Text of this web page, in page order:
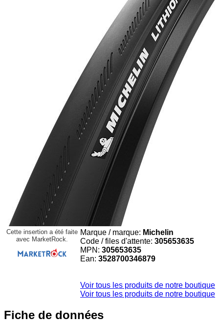
Marque / marque: Michelin
Code / files d'attente: 305653635
MPN: 305653635
Ean: 3528700346879
Voir tous les produits de notre boutique
Voir tous les produits de notre boutique
Fiche de données
Cette insertion a été faite
avec MarketRock.